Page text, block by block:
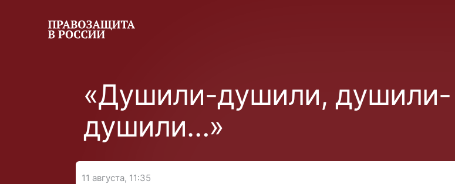
«Душили-душили, душили-
душили…»
11 августа, 11:35